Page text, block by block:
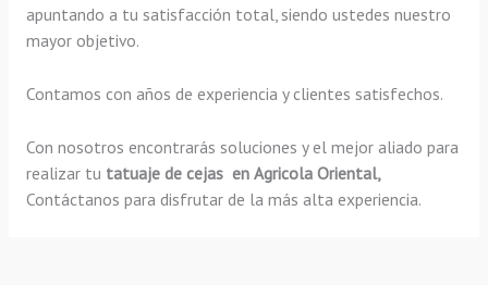
apuntando a tu satisfacción total, siendo ustedes nuestro
mayor objetivo.
Contamos con años de experiencia y clientes satisfechos.
Con nosotros encontrarás soluciones y el mejor aliado para
realizar tu tatuaje de cejas en Agricola Oriental,
Contáctanos para disfrutar de la más alta experiencia.